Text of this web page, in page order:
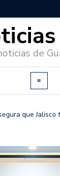
de
que Jalisco